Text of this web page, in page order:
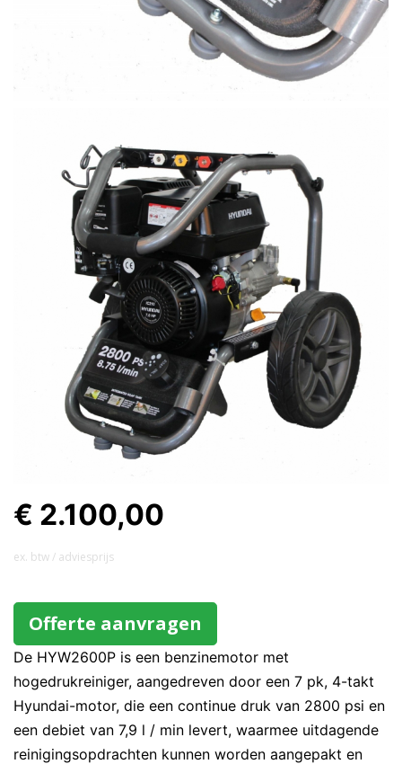
€ 2.100,00
ex. btw / adviesprijs
Offerte aanvragen
De HYW2600P is een benzinemotor met
hogedrukreiniger, aangedreven door een 7 pk, 4-takt
Hyundai-motor, die een continue druk van 2800 psi en
een debiet van 7,9 l / min levert, waarmee uitdagende
reinigingsopdrachten kunnen worden aangepakt en